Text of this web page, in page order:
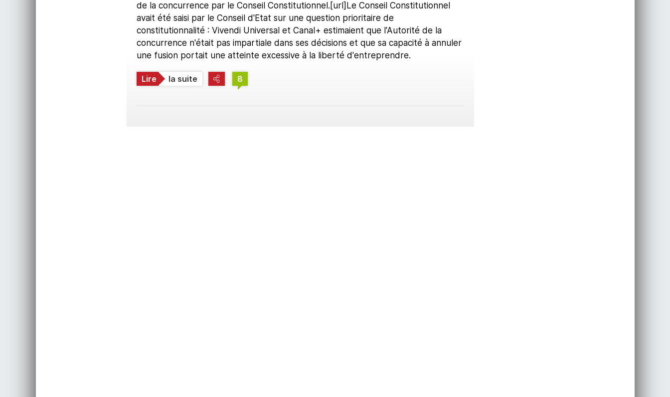
de la concurrence par le Conseil Constitutionnel.[url]Le Conseil Constitutionnel
avait été saisi par le Conseil d'Etat sur une question prioritaire de
constitutionnalité : Vivendi Universal et Canal+ estimaient que l'Autorité de la
concurrence n'était pas impartiale dans ses décisions et que sa capacité à annuler
une fusion portait une atteinte excessive à la liberté d'entreprendre.
Lire la suite 8